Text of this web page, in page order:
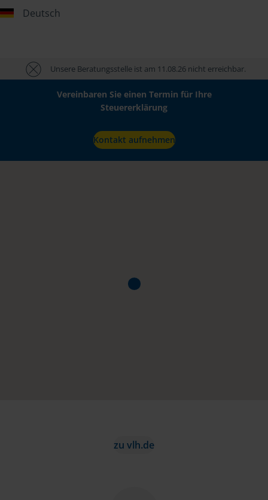
Deutsch
Unsere Beratungsstelle ist am 11.08.26 nicht erreichbar.
Vereinbaren Sie einen Termin für Ihre
Steuererklärung
Kontakt aufnehmen
zu vlh.de